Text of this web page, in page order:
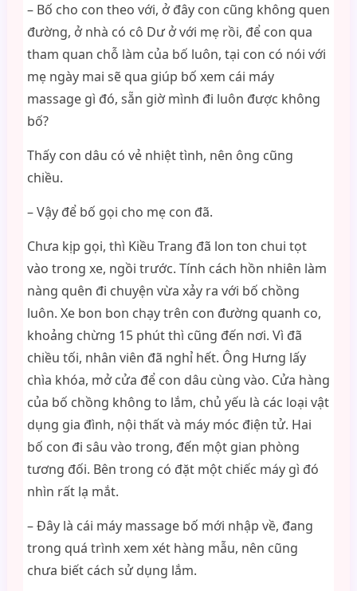
– Bố cho con theo với, ở đây con cũng không quen
đường, ở nhà có cô Dư ở với mẹ rồi, để con qua
tham quan chỗ làm của bố luôn, tại con có nói với
mẹ ngày mai sẽ qua giúp bố xem cái máy
massage gì đó, sẵn giờ mình đi luôn được không
bố?
Thấy con dâu có vẻ nhiệt tình, nên ông cũng
chiều.
– Vậy để bố gọi cho mẹ con đã.
Chưa kịp gọi, thì Kiều Trang đã lon ton chui tọt
vào trong xe, ngồi trước. Tính cách hồn nhiên làm
nàng quên đi chuyện vừa xảy ra với bố chồng
luôn. Xe bon bon chạy trên con đường quanh co,
khoảng chừng 15 phút thì cũng đến nơi. Vì đã
chiều tối, nhân viên đã nghỉ hết. Ông Hưng lấy
chìa khóa, mở cửa để con dâu cùng vào. Cửa hàng
của bố chồng không to lắm, chủ yếu là các loại vật
dụng gia đình, nội thất và máy móc điện tử. Hai
bố con đi sâu vào trong, đến một gian phòng
tương đối. Bên trong có đặt một chiếc máy gì đó
nhìn rất lạ mắt.
– Đây là cái máy massage bố mới nhập về, đang
trong quá trình xem xét hàng mẫu, nên cũng
chưa biết cách sử dụng lắm.